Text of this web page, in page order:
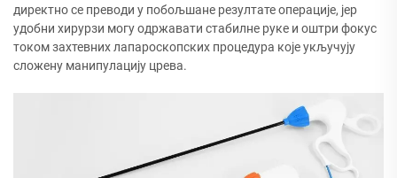
директно се преводи у побољшане резултате операције, јер
удобни хирурзи могу одржавати стабилне руке и оштри фокус
током захтевних лапароскопских процедура које укључују
сложену манипулацију црева.